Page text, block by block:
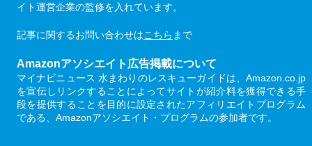
イト運営企業の監修を入れています。
記事に関するお問い合わせはこちら まで
Amazonアソシエイト広告掲載について
マイナビニュース 水まわりのレスキューガイドは、Amazon.co.jp
を宣伝しリンクすることによってサイトが紹介料を獲得できる手
段を提供することを目的に設定されたアフィリエイトプログラム
である、Amazonアソシエイト・プログラムの参加者です。